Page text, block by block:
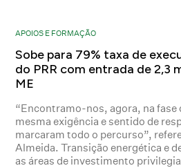
APOIOS E FORMAÇÃO
Sobe para 79% taxa de
do PRR com entrada de 2,3
ME
“Encontramo-nos, agora, na fase
mesma exigência e sentido de
marcaram todo o percurso”,
Almeida. Transição energética e
as áreas de investimento